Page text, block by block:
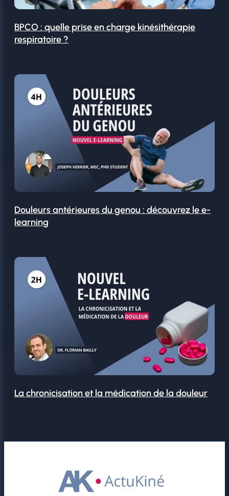
BPCO : quelle prise en charge kinésithérapie
respiratoire ?
Douleurs antérieures du genou : découvrez le e-
learning
La chronicisation et la médication de la douleur